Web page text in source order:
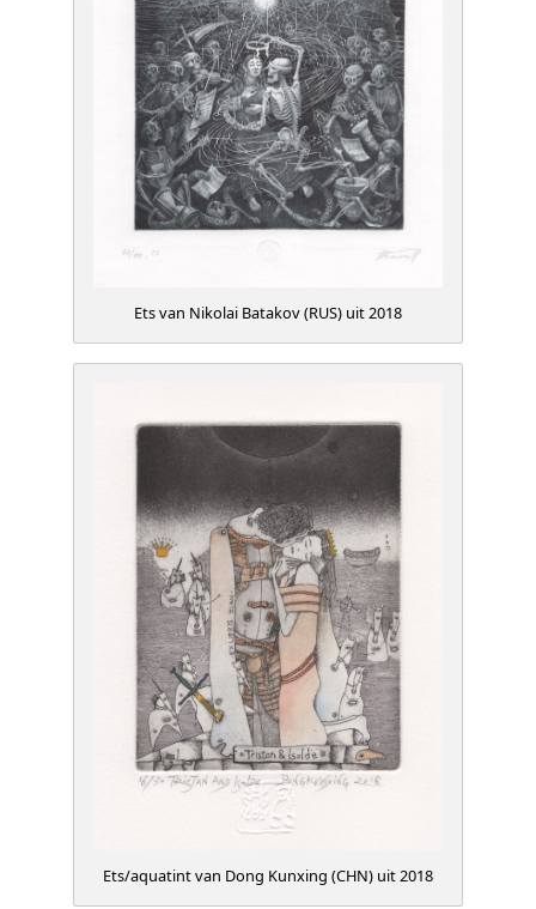
Ets van Nikolai Batakov (RUS) uit 2018
Ets/aquatint van Dong Kunxing (CHN) uit 2018